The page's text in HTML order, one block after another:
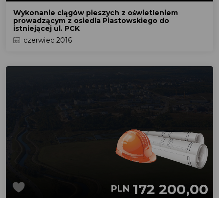
Wykonanie ciągów pieszych z oświetleniem
prowadzącym z osiedla Piastowskiego do
istniejącej ul. PCK
czerwiec 2016
PLN 172 200,00